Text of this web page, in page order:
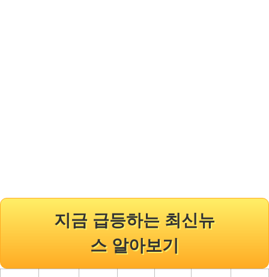
지금 급등하는 최신뉴
스 알아보기